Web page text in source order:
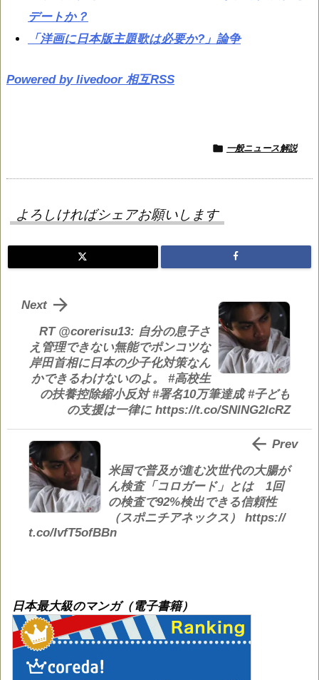
デートか？
「洋画に日本版主題歌は必要か?」論争
Powered by livedoor 相互RSS
 一般ニュース解説
よろしければシェアお願いします
RT @corerisu13: 自分の息子さ
え管理できない無能でポンコツな
岸田首相に日本の少子化対策なん
かできるわけないのよ。 #高校生
の扶養控除縮小反対 #署名10万筆達成 #子ども
の支援は一律に https://t.co/SNlNG2lcRZ

Next
米国で普及が進む次世代の大腸が
ん検査「コロガード」とは 1回
の検査で92%検出できる信頼性
（スポニチアネックス） https://
t.co/IvfT5ofBBn
 Prev
日本最大級のマンガ（電子書籍）